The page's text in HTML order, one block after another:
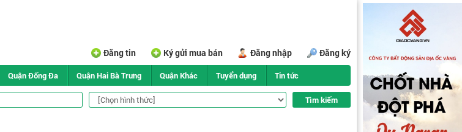
Đăng tin Ký gửi mua bán Đăng nhập Đăng ký
Quận Đống Đa Quận Hai Bà Trưng Quận Khác Tuyển dụng Tin tức